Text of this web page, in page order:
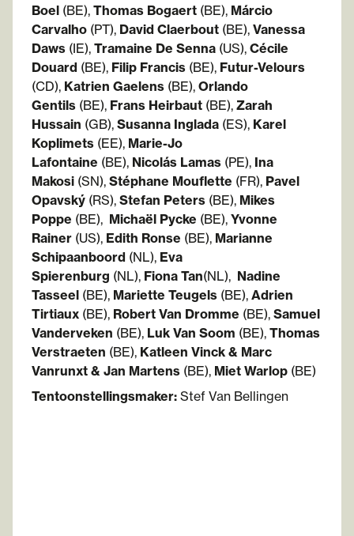
Boel (BE), Thomas Bogaert (BE), Márcio
Carvalho (PT), David Claerbout (BE), Vanessa
Daws (IE), Tramaine De Senna (US), Cécile
Douard (BE), Filip Francis (BE), Futur-Velours
(CD), Katrien Gaelens (BE), Orlando
Gentils (BE), Frans Heirbaut (BE), Zarah
Hussain (GB), Susanna Inglada (ES), Karel
Koplimets (EE), Marie-Jo
Lafontaine (BE), Nicolás Lamas (PE), Ina
Makosi (SN), Stéphane Mouflette (FR), Pavel
Opavský (RS), Stefan Peters (BE), Mikes
Poppe (BE), Michaël Pycke (BE), Yvonne
Rainer (US), Edith Ronse (BE), Marianne
Schipaanboord (NL), Eva
Spierenburg (NL), Fiona Tan(NL), Nadine
Tasseel (BE), Mariette Teugels (BE), Adrien
Tirtiaux (BE), Robert Van Dromme (BE), Samuel
Vanderveken (BE), Luk Van Soom (BE), Thomas
Verstraeten (BE), Katleen Vinck & Marc
Vanrunxt & Jan Martens (BE), Miet Warlop (BE)
Tentoonstellingsmaker: Stef Van Bellingen